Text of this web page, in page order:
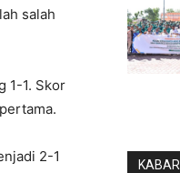
salah
1-1. Skor
2-1